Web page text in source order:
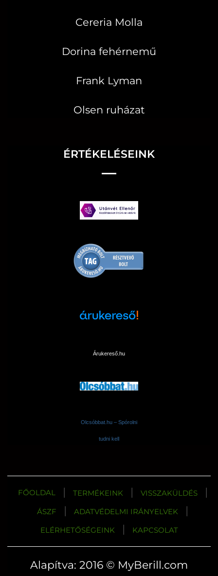
Cereria Molla
Dorina fehérnemű
Frank Lyman
Olsen ruházat
ÉRTÉKELÉSEINK
Árukereső.hu
Olcsóbbat.hu – Spórolni
tudni kell
FŐOLDAL | TERMÉKEINK | VISSZAKÜLDÉS |
ÁSZF | ADATVÉDELMI IRÁNYELVEK |
ELÉRHETŐSÉGEINK | KAPCSOLAT
Alapítva: 2016 © MyBerill.com